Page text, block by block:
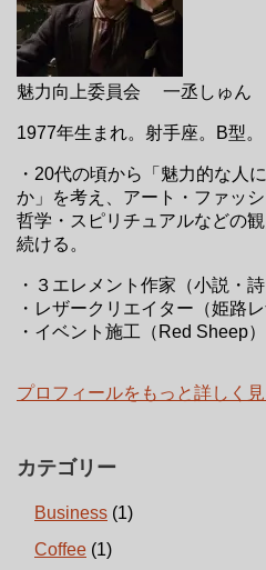
魅力向上委員会 一丞しゅん
1977年生まれ。射手座。B型。
・20代の頃から「魅力的な人
か」を考え、アート・ファッ
哲学・スピリチュアルなどの
続ける。
・３エレメント作家（小説・詩
・レザークリエイター（姫路
・イベント施工（Red Sheep）
プロフィールをもっと詳しく見
カテゴリー
Business (1)
Coffee (1)